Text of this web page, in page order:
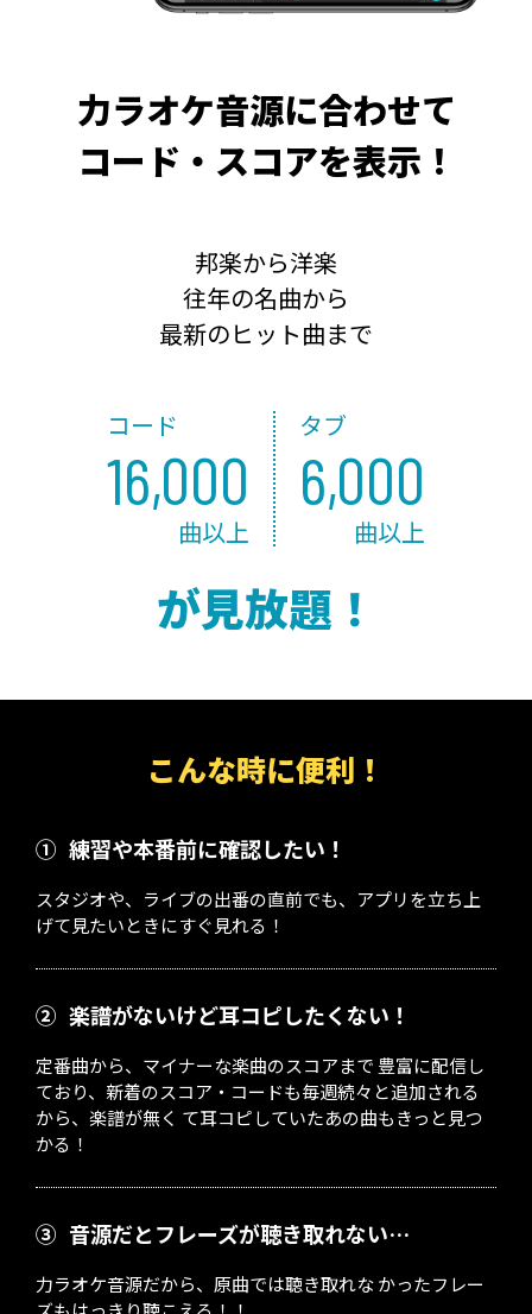
力ラオケ音源に合わせて
コード・スコアを表示！
邦楽から洋楽
往年の名曲から
最新のヒット曲まで
コード
16,000
曲以上
タブ
6,000
曲以上
が見放題！
こんな時に便利！
① 練習や本番前に確認したい！
スタジオや、ライブの出番の直前でも、アプリを立ち上
げて見たいときにすぐ見れる！
② 楽譜がないけど耳コピしたくない！
定番曲から、マイナーな楽曲のスコアまで 豊富に配信し
ており、新着のスコア・コードも毎週続々と追加される
から、楽譜が無く て耳コピしていたあの曲もきっと見つ
かる！
③ 音源だとフレーズが聴き取れない…
力ラオケ音源だから、原曲では聴き取れな かったフレー